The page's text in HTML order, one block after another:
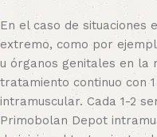
En el caso de situaciones
extremo, como por
u órganos genitales en la
tratamiento continuo con
intramuscular. Cada 1-2
Primobolan Depot